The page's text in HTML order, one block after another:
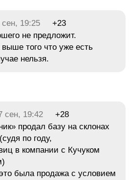
сен, 19:25
+23
не предложит.
того что уже есть
нельзя.
сен, 19:42
+28
продал базу на склонах
по году,
в компании с Кучуком
была продажа с условием